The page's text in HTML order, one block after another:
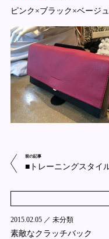
ピンク×ブラック×ベージ
前の記事
■トレーニングスタイ
2015.02.05 ／ 未分類
素敵なクラッチバック